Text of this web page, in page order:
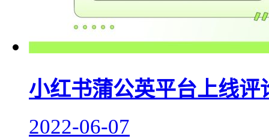
小红书蒲公英平台上线评
2022-06-07